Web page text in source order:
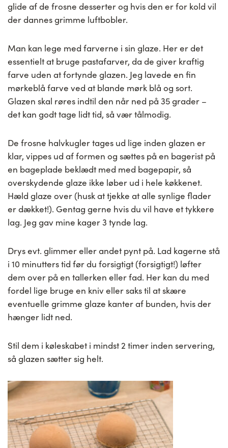
glide af de frosne desserter og hvis den er for kold vil
der dannes grimme luftbobler.
Man kan lege med farverne i sin glaze. Her er det
essentielt at bruge pastafarver, da de giver kraftig
farve uden at fortynde glazen. Jeg lavede en fin
mørkeblå farve ved at blande mørk blå og sort.
Glazen skal røres indtil den når ned på 35 grader –
det kan godt tage lidt tid, så vær tålmodig.
De frosne halvkugler tages ud lige inden glazen er
klar, vippes ud af formen og sættes på en bagerist på
en bageplade beklædt med med bagepapir, så
overskydende glaze ikke løber ud i hele køkkenet.
Hæld glaze over (husk at tjekke at alle synlige flader
er dækket!). Gentag gerne hvis du vil have et tykkere
lag. Jeg gav mine kager 3 tynde lag.
Drys evt. glimmer eller andet pynt på. Lad kagerne stå
i 10 minutters tid før du forsigtigt (forsigtigt!) løfter
dem over på en tallerken eller fad. Her kan du med
fordel lige bruge en kniv eller saks til at skære
eventuelle grimme glaze kanter af bunden, hvis der
hænger lidt ned.
Stil dem i køleskabet i mindst 2 timer inden servering,
så glazen sætter sig helt.